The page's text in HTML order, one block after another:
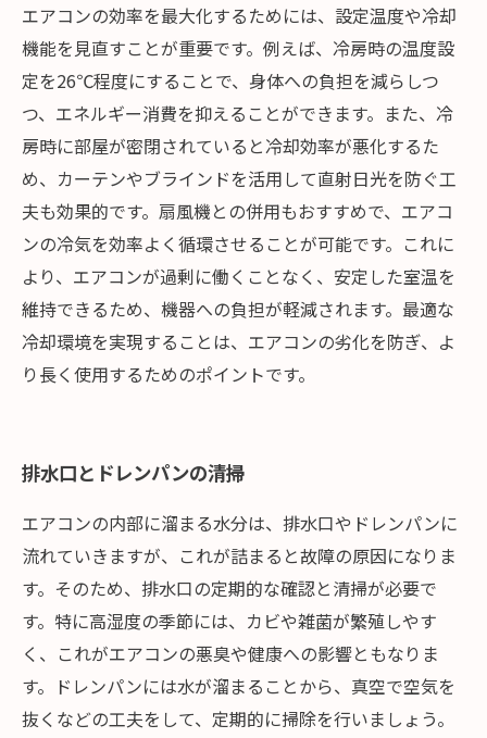
エアコンの効率を最大化するためには、設定温度や冷却
機能を見直すことが重要です。例えば、冷房時の温度設
定を26℃程度にすることで、身体への負担を減らしつ
つ、エネルギー消費を抑えることができます。また、冷
房時に部屋が密閉されていると冷却効率が悪化するた
め、カーテンやブラインドを活用して直射日光を防ぐ工
夫も効果的です。扇風機との併用もおすすめで、エアコ
ンの冷気を効率よく循環させることが可能です。これに
より、エアコンが過剰に働くことなく、安定した室温を
維持できるため、機器への負担が軽減されます。最適な
冷却環境を実現することは、エアコンの劣化を防ぎ、よ
り長く使用するためのポイントです。
排水口とドレンパンの清掃
エアコンの内部に溜まる水分は、排水口やドレンパンに
流れていきますが、これが詰まると故障の原因になりま
す。そのため、排水口の定期的な確認と清掃が必要で
す。特に高湿度の季節には、カビや雑菌が繁殖しやす
く、これがエアコンの悪臭や健康への影響ともなりま
す。ドレンパンには水が溜まることから、真空で空気を
抜くなどの工夫をして、定期的に掃除を行いましょう。